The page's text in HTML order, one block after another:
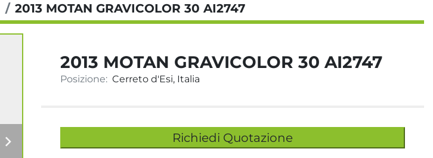
2013 MOTAN GRAVICOLOR 30 AI2747
2013 MOTAN GRAVICOLOR 30 AI2747
Posizione: Cerreto d'Esi, Italia
Richiedi Quotazione